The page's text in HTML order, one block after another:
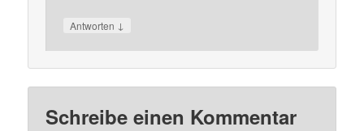
Antworten ↓
Schreibe einen Kommentar